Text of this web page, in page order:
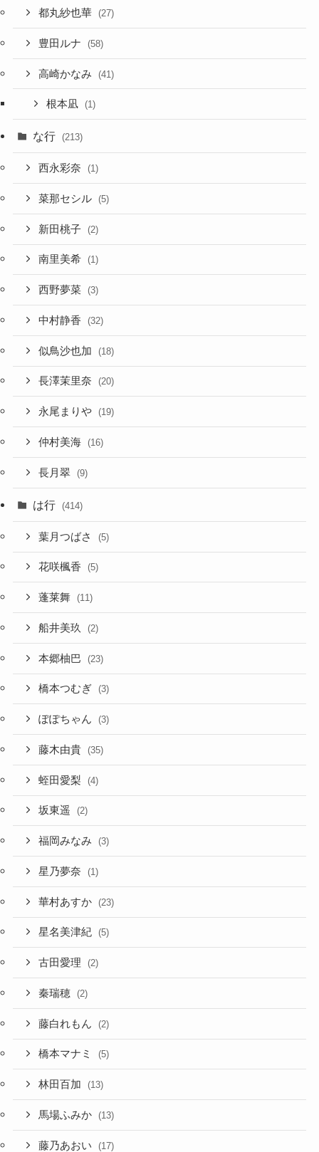
都丸紗也華 (27)
豊田ルナ (58)
高崎かなみ (41)
根本凪 (1)
な行 (213)
西永彩奈 (1)
菜那セシル (5)
新田桃子 (2)
南里美希 (1)
西野夢菜 (3)
中村静香 (32)
似鳥沙也加 (18)
長澤茉里奈 (20)
永尾まりや (19)
仲村美海 (16)
長月翠 (9)
は行 (414)
葉月つばさ (5)
花咲楓香 (5)
蓬莱舞 (11)
船井美玖 (2)
本郷柚巴 (23)
橋本つむぎ (3)
ぽぽちゃん (3)
藤木由貴 (35)
蛭田愛梨 (4)
坂東遥 (2)
福岡みなみ (3)
星乃夢奈 (1)
華村あすか (23)
星名美津紀 (5)
古田愛理 (2)
秦瑞穂 (2)
藤白れもん (2)
橋本マナミ (5)
林田百加 (13)
馬場ふみか (13)
藤乃あおい (17)